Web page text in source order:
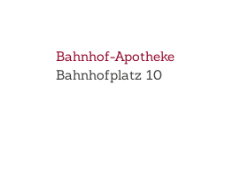
Bahnhof-Apotheke
Bahnhofplatz 10